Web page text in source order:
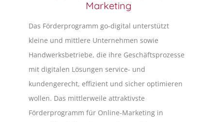
Marketing
Das Förderprogramm go-digital unterstützt
kleine und mittlere Unternehmen sowie
Handwerksbetriebe, die ihre Geschäftsprozesse
mit digitalen Lösungen service- und
kundengerecht, effizient und sicher optimieren
wollen. Das mittlerweile attraktivste
Förderprogramm für Online-Marketing in